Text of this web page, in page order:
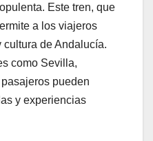
Este tren, que
a los viajeros
de Andalucía.
como Sevilla,
pueden
y experiencias